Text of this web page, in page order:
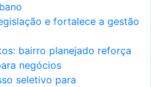
e fortalece a gestão
bairro planejado reforça
negócios
seletivo para